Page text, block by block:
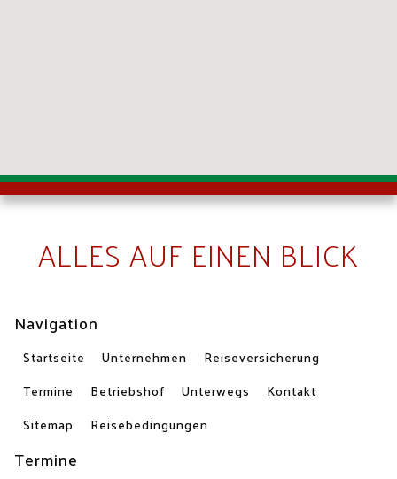
ALLES AUF EINEN BLICK
Navigation
Startseite Unternehmen
Reiseversicherung
Termine
Betriebshof Unterwegs
Kontakt
Sitemap
Reisebedingungen
Termine